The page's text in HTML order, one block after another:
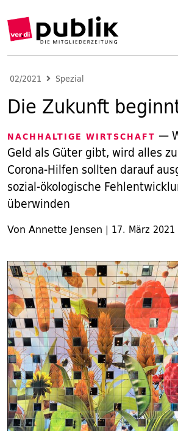
02/2021 Spezial
Die Zukunft
NACHHALTIGE WIRTSCHAFT —
Geld als Güter gibt, wird alles
Corona-Hilfen sollten darauf
sozial-ökologische
überwinden
Von Annette Jensen | 17. März 2021